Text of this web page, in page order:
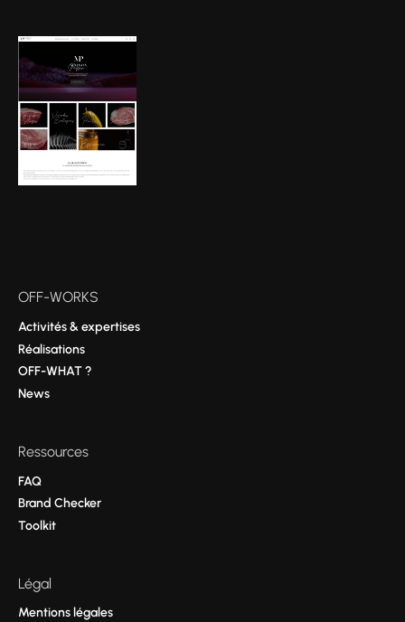
OFF-WORKS
Activités & expertises
Réalisations
OFF-WHAT ?
News
Ressources
FAQ
Brand Checker
Toolkit
Légal
Mentions légales